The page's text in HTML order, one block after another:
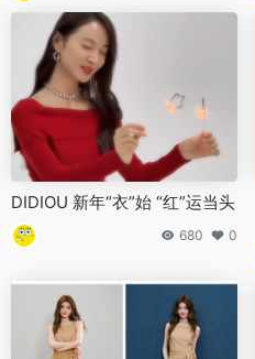
DIDIOU 新年“衣”始 “红”运当头
680 0